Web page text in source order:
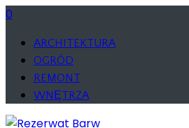
0
ARCHITEKTURA
OGRÓD
REMONT
WNĘTRZA